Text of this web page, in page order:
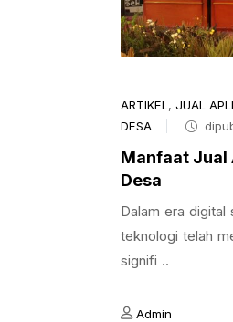
ARTIKEL , JUAL
DESA
Manfaat Jual
Desa
Dalam era digital
teknologi telah
signifi ..
Admin